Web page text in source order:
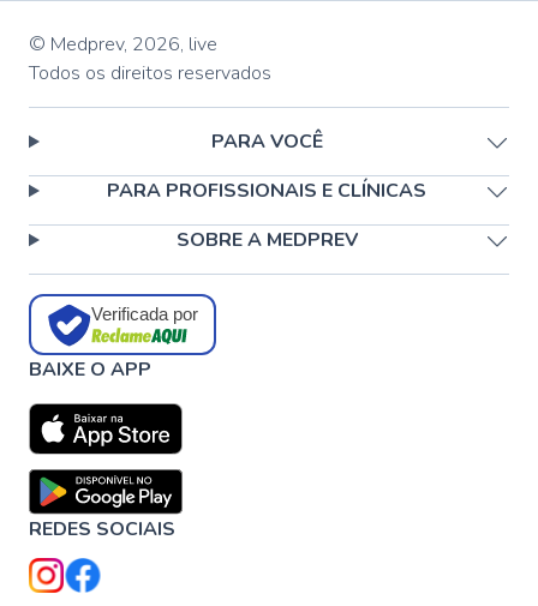
© Medprev, 2026, live
Todos os direitos reservados
PARA VOCÊ
PARA PROFISSIONAIS E CLÍNICAS
SOBRE A MEDPREV
Verificada por
BAIXE O APP
REDES SOCIAIS